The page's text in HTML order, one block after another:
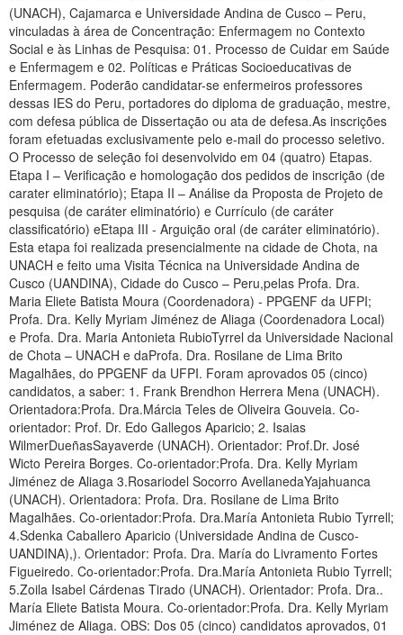
(UNACH), Cajamarca e Universidade Andina de Cusco – Peru,
vinculadas à área de Concentração: Enfermagem no Contexto
Social e às Linhas de Pesquisa: 01. Processo de Cuidar em Saúde
e Enfermagem e 02. Políticas e Práticas Socioeducativas de
Enfermagem. Poderão candidatar-se enfermeiros professores
dessas IES do Peru, portadores do diploma de graduação, mestre,
com defesa pública de Dissertação ou ata de defesa.As inscrições
foram efetuadas exclusivamente pelo e-mail do processo seletivo.
O Processo de seleção foi desenvolvido em 04 (quatro) Etapas.
Etapa I – Verificação e homologação dos pedidos de inscrição (de
carater eliminatório); Etapa II – Análise da Proposta de Projeto de
pesquisa (de caráter eliminatório) e Currículo (de caráter
classificatório) eEtapa III - Arguição oral (de caráter eliminatório).
Esta etapa foi realizada presencialmente na cidade de Chota, na
UNACH e feito uma Visita Técnica na Universidade Andina de
Cusco (UANDINA), Cidade do Cusco – Peru,pelas Profa. Dra.
Maria Eliete Batista Moura (Coordenadora) - PPGENF da UFPI;
Profa. Dra. Kelly Myriam Jiménez de Aliaga (Coordenadora Local)
e Profa. Dra. Maria Antonieta RubioTyrrel da Universidade Nacional
de Chota – UNACH e daProfa. Dra. Rosilane de Lima Brito
Magalhães, do PPGENF da UFPI. Foram aprovados 05 (cinco)
candidatos, a saber: 1. Frank Brendhon Herrera Mena (UNACH).
Orientadora:Profa. Dra.Márcia Teles de Oliveira Gouveia. Co-
orientador: Prof. Dr. Edo Gallegos Aparicio; 2. Isaias
WilmerDueñasSayaverde (UNACH). Orientador: Prof.Dr. José
Wicto Pereira Borges. Co-orientador:Profa. Dra. Kelly Myriam
Jiménez de Aliaga 3.Rosariodel Socorro AvellanedaYajahuanca
(UNACH). Orientadora: Profa. Dra. Rosilane de Lima Brito
Magalhães. Co-orientador:Profa. Dra.María Antonieta Rubio Tyrrell;
4.Sdenka Caballero Aparicio (Universidade Andina de Cusco-
UANDINA),). Orientador: Profa. Dra. María do Livramento Fortes
Figueiredo. Co-orientador:Profa. Dra.María Antonieta Rubio Tyrrell;
5.Zoila Isabel Cárdenas Tirado (UNACH). Orientador: Profa. Dra..
María Eliete Batista Moura. Co-orientador:Profa. Dra. Kelly Myriam
Jiménez de Aliaga. OBS: Dos 05 (cinco) candidatos aprovados, 01